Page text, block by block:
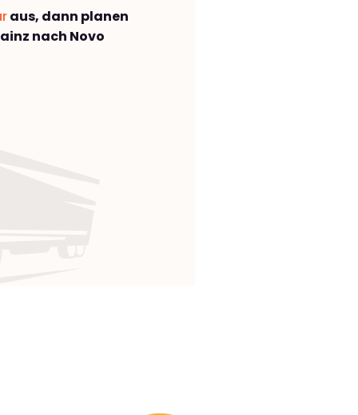
aus, dann planen
nach Novo